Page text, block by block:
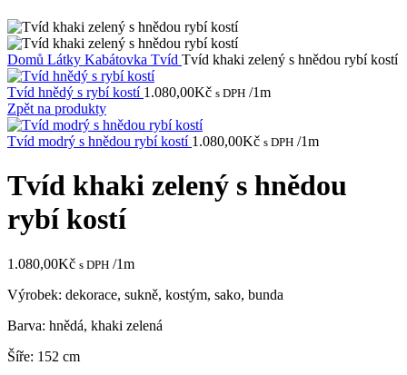
Domů Látky Kabátovka Tvíd Tvíd khaki zelený s hnědou rybí kostí
Tvíd hnědý s rybí kostí 1.080,00Kč s DPH /1m
Zpět na produkty
Tvíd modrý s hnědou rybí kostí 1.080,00Kč s DPH /1m
Tvíd khaki zelený s hnědou
rybí kostí
1.080,00Kč s DPH /1m
Výrobek: dekorace, sukně, kostým, sako, bunda
Barva: hnědá, khaki zelená
Šíře: 152 cm